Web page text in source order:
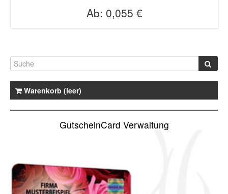
Ab: 0,055 €
Warenkorb (leer)
GutscheinCard Verwaltung